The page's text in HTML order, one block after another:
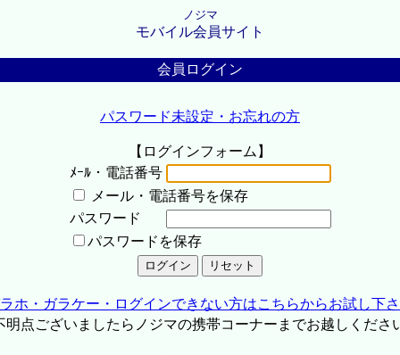
ノジマ
モバイル会員サイト
会員ログイン
パスワード未設定・お忘れの方
【ログインフォーム】
ﾒｰﾙ・電話番号
メール・電話番号を保存
パスワード
パスワードを保存
ホ・ガラケー・ログインできない方はこちらからお試し下
点ございましたらノジマの携帯コーナーまでお越しくださ